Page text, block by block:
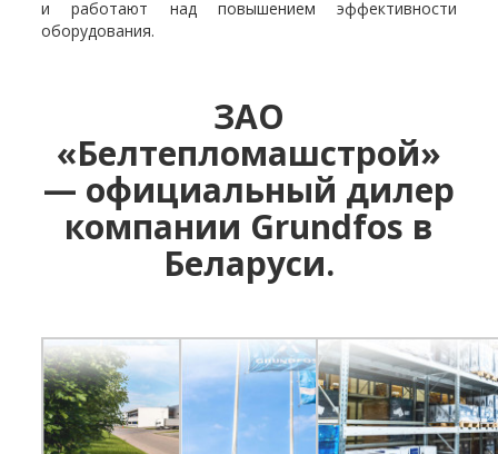
и работают над повышением эффективности
оборудования.
ЗАО
«Белтепломашстрой»
— официальный дилер
компании Grundfos в
Беларуси.